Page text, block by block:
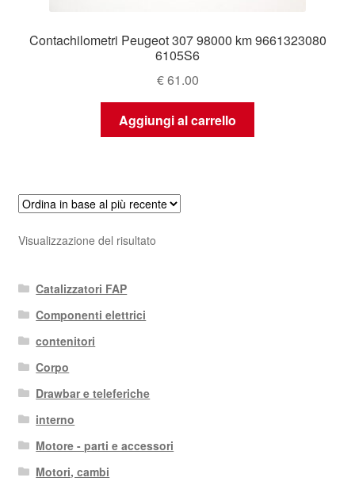
Contachilometri Peugeot 307 98000 km 9661323080
6105S6
€61.00
Aggiungi al carrello
Visualizzazione del risultato
Catalizzatori FAP
Componenti elettrici
contenitori
Corpo
Drawbar e teleferiche
interno
Motore - parti e accessori
Motori, cambi